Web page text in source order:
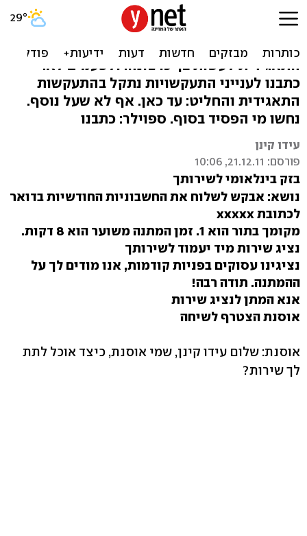
רק 4 ספרות, מה אכפת לך?
לפעמים צריך פשוט להתכופף ולתת למכונה
התאגידית לעשות בך כרצונה. ולפעמים לא.
כתבנו לענייני התעקשויות נתקל בהתעקשות
התאגידית והחליט: עד כאן. אף לא שעל נוסף.
נחשו מי הפסיד בסוף. ספוילר: כתבנו
עידו קינן
פורסם: 21.12.11, 10:06
בזק בינלאומי לשירותך
נושא: אבקש לשלוח את החשבוניות החודשיות בדואר
לכתובת xxxxx
מקומך בתור הוא 1. זמן המתנה משוער הוא 8 דקות.
נציג שירות מיד יעמוד לשירותך
נציגינו עסוקים בפניות קודמות, אנו מודים לך על
ההמתנה. תודה רבה!
אנא המתן לנציג שירות
אוסנת הצטרף לשיחה
אוסנת: שלום עידו קינן, שמי אוסנת, כיצד אוכל לתת
לך שירות?